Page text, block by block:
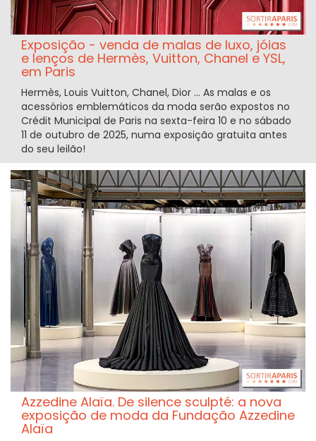
Exposição - venda de malas de luxo, jóias
e lenços de Hermès, Vuitton, Chanel e YSL,
em Paris
Hermès, Louis Vuitton, Chanel, Dior ... As malas e os
acessórios emblemáticos da moda serão expostos no
Crédit Municipal de Paris na sexta-feira 10 e no sábado
11 de outubro de 2025, numa exposição gratuita antes
do seu leilão!
Azzedine Alaïa. De silence sculpté: a nova
exposição de moda da Fundação Azzedine
Alaïa